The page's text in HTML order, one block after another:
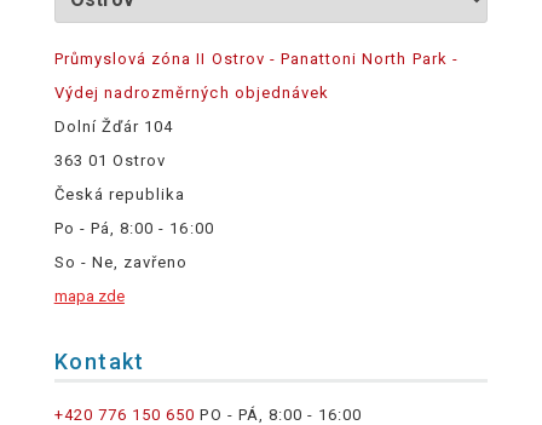
Průmyslová zóna II Ostrov - Panattoni North Park -
Výdej nadrozměrných objednávek
Dolní Žďár 104
363 01 Ostrov
Česká republika
Po - Pá, 8:00 - 16:00
So - Ne, zavřeno
mapa zde
Kontakt
+420 776 150 650 PO - PÁ, 8:00 - 16:00